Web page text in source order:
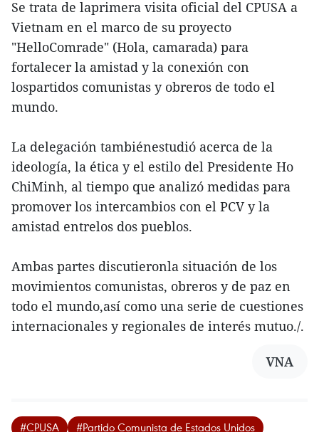
Se trata de laprimera visita oficial del CPUSA a
Vietnam en el marco de su proyecto
"HelloComrade" (Hola, camarada) para
fortalecer la amistad y la conexión con
lospartidos comunistas y obreros de todo el
mundo.
La delegación tambiénestudió acerca de la
ideología, la ética y el estilo del Presidente Ho
ChiMinh, al tiempo que analizó medidas para
promover los intercambios con el PCV y la
amistad entrelos dos pueblos.
Ambas partes discutieronla situación de los
movimientos comunistas, obreros y de paz en
todo el mundo,así como una serie de cuestiones
internacionales y regionales de interés mutuo./.
VNA
#CPUSA #Partido Comunista de Estados Unidos